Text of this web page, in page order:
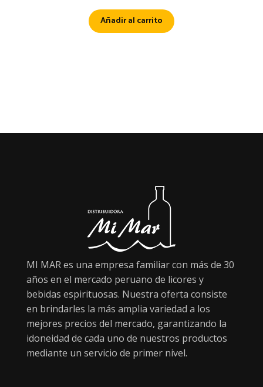
Añadir al carrito
MI MAR es una empresa familiar con más de 30
años en el mercado peruano de licores y
bebidas espirituosas. Nuestra oferta consiste
en brindarles la más amplia variedad a los
mejores precios del mercado, garantizando la
idoneidad de cada uno de nuestros productos
mediante un servicio de primer nivel.